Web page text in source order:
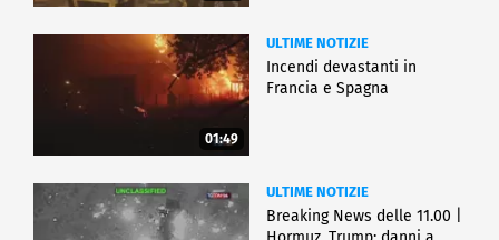
01:49
ULTIME NOTIZIE
Incendi devastanti in
Francia e Spagna
ULTIME NOTIZIE
Breaking News delle 11.00 |